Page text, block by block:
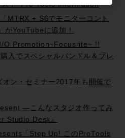
！~Pro Tools Information
MTRX + S6でモニターコント
がYouTubeに追加！
O Promotion~Focusrite~ !!
入でスペシャルバンドル＆プレ
ン・セミナー2017年も開催で
—こんなスタジオ作ってみ
Studio Desk』
「Step Up! このProTools